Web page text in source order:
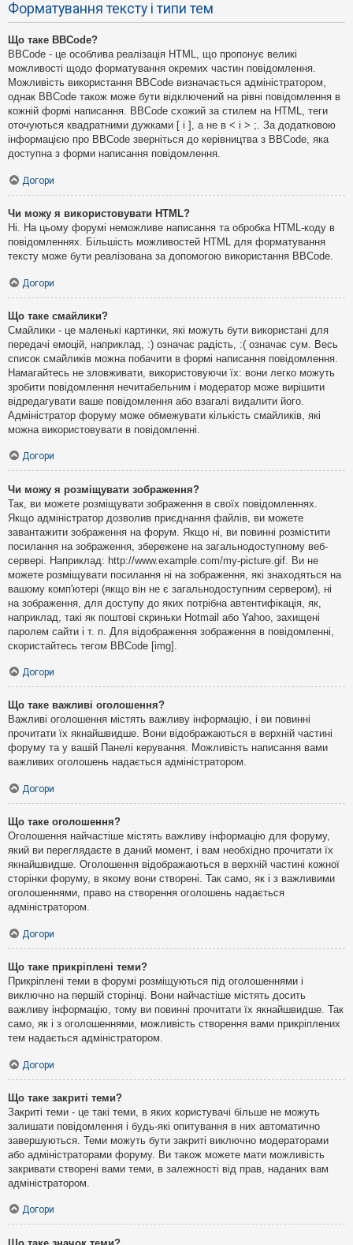
Форматування тексту і типи тем
Що таке BBCode?
BBCode - це особлива реалізація HTML, що пропонує великі
можливості щодо форматування окремих частин повідомлення.
Можливість використання BBCode визначається адміністратором,
однак BBCode також може бути відключений на рівні повідомлення в
кожній формі написання. BBCode схожий за стилем на HTML, теги
оточуються квадратними дужками [ і ], а не в < і > ;. За додатковою
інформацією про BBCode зверніться до керівництва з BBCode, яка
доступна з форми написання повідомлення.
Догори
Чи можу я використовувати HTML?
Ні. На цьому форумі неможливе написання та обробка HTML-коду в
повідомленнях. Більшість можливостей HTML для форматування
тексту може бути реалізована за допомогою використання BBCode.
Догори
Що таке смайлики?
Смайлики - це маленькі картинки, які можуть бути використані для
передачі емоцій, наприклад, :) означає радість, :( означає сум. Весь
список смайликів можна побачити в формі написання повідомлення.
Намагайтесь не зловживати, використовуючи їх: вони легко можуть
зробити повідомлення нечитабельним і модератор може вирішити
відредагувати ваше повідомлення або взагалі видалити його.
Адміністратор форуму може обмежувати кількість смайликів, які
можна використовувати в повідомленні.
Догори
Чи можу я розміщувати зображення?
Так, ви можете розміщувати зображення в своїх повідомленнях.
Якщо адміністратор дозволив приєднання файлів, ви можете
завантажити зображення на форум. Якщо ні, ви повинні розмістити
посилання на зображення, збережене на загальнодоступному веб-
сервері. Наприклад: http://www.example.com/my-picture.gif. Ви не
можете розміщувати посилання ні на зображення, які знаходяться на
вашому комп'ютері (якщо він не є загальнодоступним сервером), ні
на зображення, для доступу до яких потрібна автентифікація, як,
наприклад, такі як поштові скриньки Hotmail або Yahoo, захищені
паролем сайти і т. п. Для відображення зображення в повідомленні,
скористайтесь тегом BBCode [img].
Догори
Що таке важливі оголошення?
Важливі оголошення містять важливу інформацію, і ви повинні
прочитати їх якнайшвидше. Вони відображаються в верхній частині
форуму та у вашій Панелі керування. Можливість написання вами
важливих оголошень надається адміністратором.
Догори
Що таке оголошення?
Оголошення найчастіше містять важливу інформацію для форуму,
який ви переглядаєте в даний момент, і вам необхідно прочитати їх
якнайшвидше. Оголошення відображаються в верхній частині кожної
сторінки форуму, в якому вони створені. Так само, як і з важливими
оголошеннями, право на створення оголошень надається
адміністратором.
Догори
Що таке прикріплені теми?
Прикріплені теми в форумі розміщуються під оголошеннями і
виключно на першій сторінці. Вони найчастіше містять досить
важливу інформацію, тому ви повинні прочитати їх якнайшвидше. Так
само, як і з оголошеннями, можливість створення вами прикріплених
тем надається адміністратором.
Догори
Що таке закриті теми?
Закриті теми - це такі теми, в яких користувачі більше не можуть
залишати повідомлення і будь-які опитування в них автоматично
завершуються. Теми можуть бути закриті виключно модераторами
або адміністраторами форуму. Ви також можете мати можливість
закривати створені вами теми, в залежності від прав, наданих вам
адміністратором.
Догори